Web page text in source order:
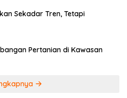
Sekadar Tren, Tetapi
Pertanian di Kawasan